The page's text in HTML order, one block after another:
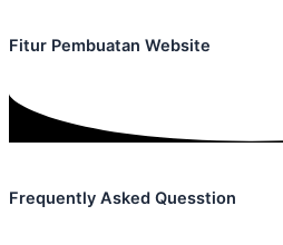
Fitur Pembuatan Website
Frequently Asked Quesstion